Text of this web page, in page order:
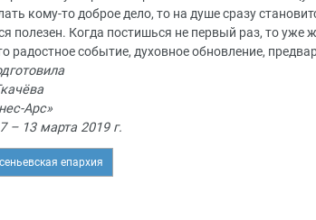
кому-то доброе дело, то на душе сразу
полезен. Когда постишься не первый раз, то
радостное событие, духовное обновление,
Арс»
– 13 марта 2019 г.
епархия